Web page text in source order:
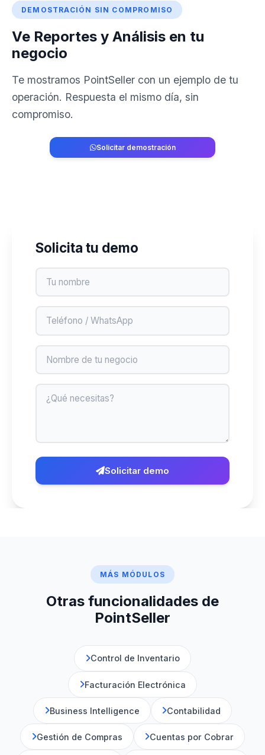
DEMOSTRACIÓN SIN COMPROMISO
Ve Reportes y Análisis en tu
negocio
Te mostramos PointSeller con un ejemplo de tu
operación. Respuesta el mismo día, sin
compromiso.
Solicitar demostración
Solicita tu demo
Negocio
Mensaje
Solicitar demo
MÁS MÓDULOS
Otras funcionalidades de
PointSeller
Control de Inventario
Facturación Electrónica
Business Intelligence Contabilidad
Gestión de Compras Cuentas por Cobrar